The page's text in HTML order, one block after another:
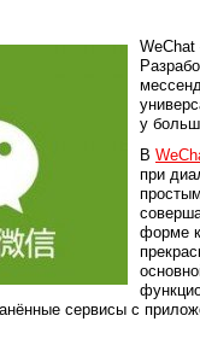
у
В
при
форме
сервисы с